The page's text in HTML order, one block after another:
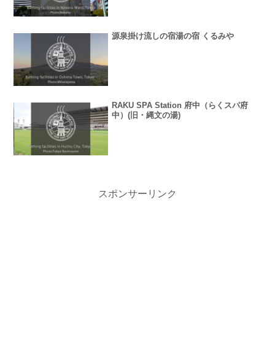
源泉掛け流しの宿湯の宿 くるみや
RAKU SPA Station 府中（らくスパ府
中）(旧・縄文の湯)
スポンサーリンク